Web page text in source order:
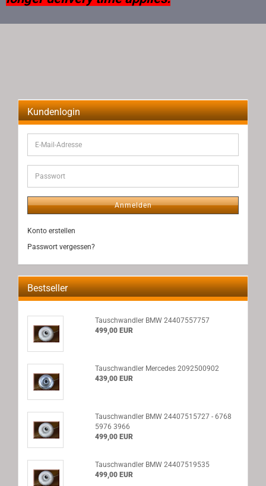
Kundenlogin
E-
Mail-
Adresse
Passwort
Anmelden
Konto erstellen
Passwort vergessen?
Bestseller
Tauschwandler BMW 24407557757
499,00 EUR
Tauschwandler Mercedes 2092500902
439,00 EUR
Tauschwandler BMW 24407515727 - 6768
5976 3966
499,00 EUR
Tauschwandler BMW 24407519535
499,00 EUR